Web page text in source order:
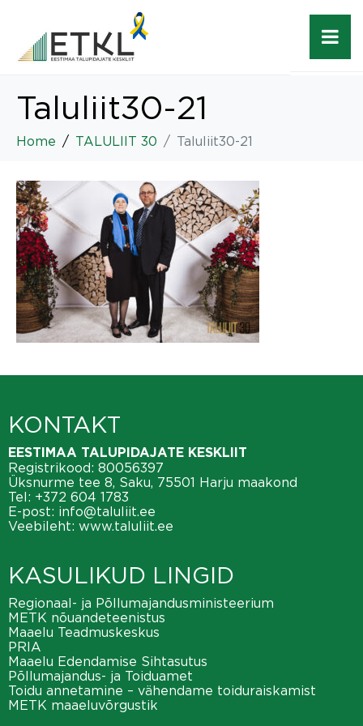
Taluliit30-21
Home TALULIIT 30 Taluliit30-21
KONTAKT
EESTIMAA TALUPIDAJATE KESKLIIT
Registrikood: 80056397
Üksnurme tee 8, Saku, 75501 Harju maakond
Tel: +372 604 1783
E-post: info@taluliit.ee
Veebileht: www.taluliit.ee
KASULIKUD LINGID
Regionaal- ja Põllumajandusministeerium
METK nõuandeteenistus
Maaelu Teadmuskeskus
PRIA
Maaelu Edendamise Sihtasutus
Põllumajandus- ja Toiduamet
Toidu annetamine – vähendame toiduraiskamist
METK maaeluvõrgustik